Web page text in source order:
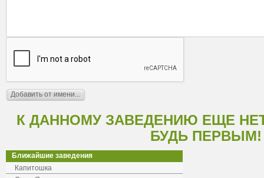
К ДАННОМУ ЗАВЕДЕНИЮ ЕЩЕ
БУДЬ ПЕРВЫМ!
Ближайшие заведения
Капитошка